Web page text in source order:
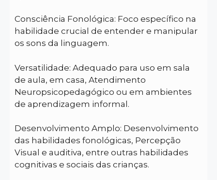
Consciência Fonológica: Foco específico na
habilidade crucial de entender e manipular
os sons da linguagem.
Versatilidade: Adequado para uso em sala
de aula, em casa, Atendimento
Neuropsicopedagógico ou em ambientes
de aprendizagem informal.
Desenvolvimento Amplo: Desenvolvimento
das habilidades fonológicas, Percepção
Visual e auditiva, entre outras habilidades
cognitivas e sociais das crianças.